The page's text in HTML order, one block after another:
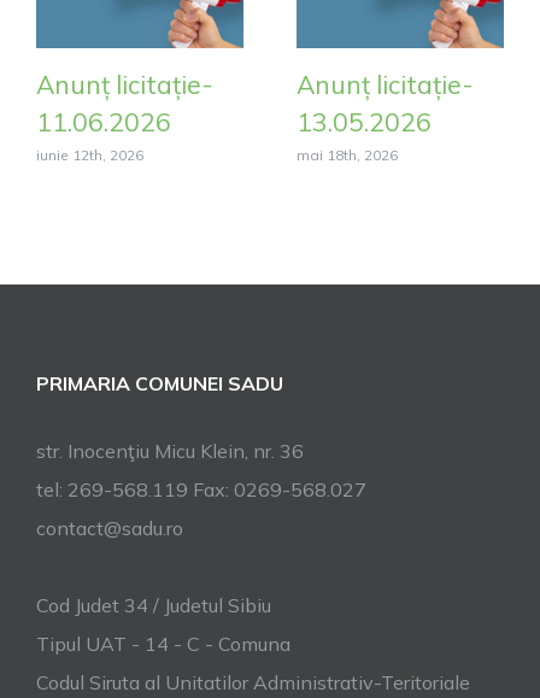
Anunț licitație-
11.06.2026
iunie 12th, 2026
Anunț licitație-
13.05.2026
mai 18th, 2026
PRIMARIA COMUNEI SADU
str. Inocenţiu Micu Klein, nr. 36
tel: 269-568.119 Fax: 0269-568.027
contact@sadu.ro
Cod Judet 34 / Judetul Sibiu
Tipul UAT - 14 - C - Comuna
Codul Siruta al Unitatilor Administrativ-Teritoriale